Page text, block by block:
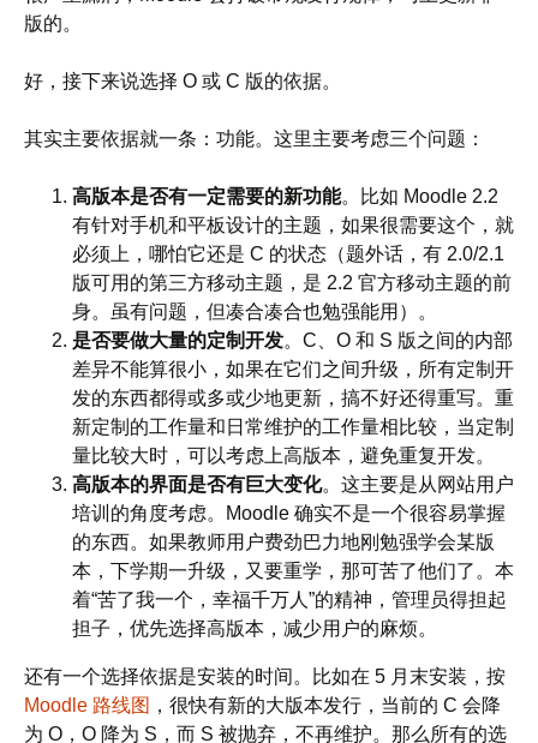
版的。
好，接下来说选择 O 或 C 版的依据。
其实主要依据就一条：功能。这里主要考虑三个问题：
高版本是否有一定需要的新功能。比如 Moodle 2.2
有针对手机和平板设计的主题，如果很需要这个，就
必须上，哪怕它还是 C 的状态（题外话，有 2.0/2.1
版可用的第三方移动主题，是 2.2 官方移动主题的前
身。虽有问题，但凑合凑合也勉强能用）。
是否要做大量的定制开发。C、O 和 S 版之间的内部
差异不能算很小，如果在它们之间升级，所有定制开
发的东西都得或多或少地更新，搞不好还得重写。重
新定制的工作量和日常维护的工作量相比较，当定制
量比较大时，可以考虑上高版本，避免重复开发。
高版本的界面是否有巨大变化。这主要是从网站用户
培训的角度考虑。Moodle 确实不是一个很容易掌握
的东西。如果教师用户费劲巴力地刚勉强学会某版
本，下学期一升级，又要重学，那可苦了他们了。本
着“苦了我一个，幸福千万人”的精神，管理员得担起
担子，优先选择高版本，减少用户的麻烦。
还有一个选择依据是安装的时间。比如在 5 月末安装，按
Moodle 路线图 ，很快有新的大版本发行，当前的 C 会降
为 O，O 降为 S，而 S 被抛弃，不再维护。那么所有的选